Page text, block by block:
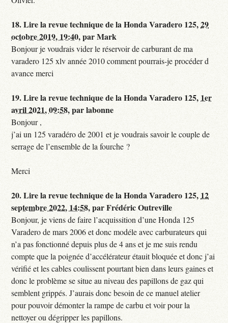
18.Lire la revue technique de la Honda Varadero 125,29
octobre 2019, 19:40,parMark
Bonjour je voudrais vider le réservoir de carburant de ma
varadero 125 xlv année 2010 comment pourrais-je procéder d
avance merci
19.Lire la revue technique de la Honda Varadero 125, 1er
avril 2021, 09:58,parlabonne
Bonjour ,
j’ai un 125 varadéro de 2001 et je voudrais savoir le couple de
serrage de l’ensemble de la fourche ?
Merci
20.Lire la revue technique de la Honda Varadero 125, 12
septembre 2022, 14:58,parFrédéric Outreville
Bonjour, je viens de faire l’acquissition d’une Honda 125
Varadero de mars 2006 et donc modéle avec carburateurs qui
n’a pas fonctionné depuis plus de 4 ans et je me suis rendu
compte que la poignée d’accélérateur étauit bloquée et donc j’ai
vérifié et les cables coulissent pourtant bien dans leurs gaines et
donc le problème se situe au niveau des papillons de gaz qui
semblent grippés. J’aurais donc besoin de ce manuel atelier
pour pouvoir démonter la rampe de carbu et voir pour la
nettoyer ou dégripper les papillons.